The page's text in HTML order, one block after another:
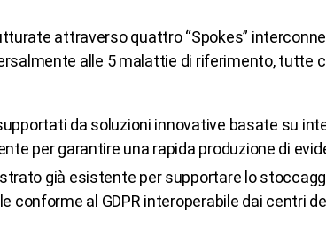
attraverso quattro “Spokes”
alle 5 malattie di riferimento, tutte
da soluzioni innovative basate su
per garantire una rapida produzione di
già esistente per supportare lo
conforme al GDPR interoperabile dai centri